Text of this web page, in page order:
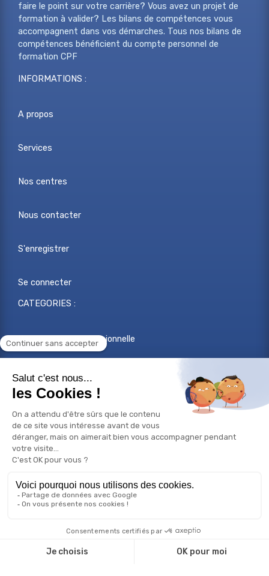
faire le point sur votre carrière? Vous avez un projet de
formation à valider? Les bilans de compétences vous
accompagnent dans vos démarches. Tous nos bilans de
compétences bénéficient du compte personnel de
formation CPF
INFORMATIONS :
A propos
Services
Nos centres
Nous contacter
S'enregistrer
Se connecter
CATEGORIES :
Reconversion professionnelle
Changer de métier
Compétences professionnelles
© Copyright 2026 Bilan de compétences - Tous droits